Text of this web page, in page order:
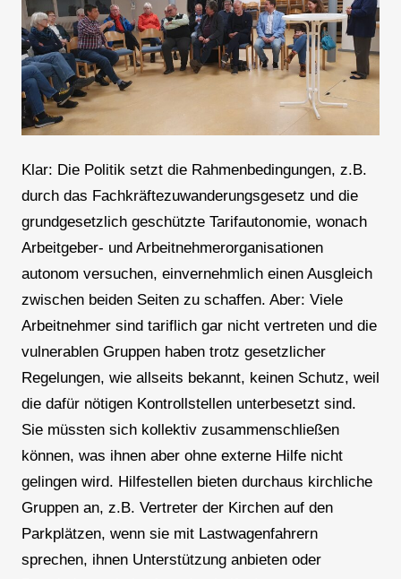
Klar: Die Politik setzt die Rahmenbedingungen, z.B.
durch das Fachkräftezuwanderungsgesetz und die
grundgesetzlich geschützte Tarifautonomie, wonach
Arbeitgeber- und Arbeitnehmerorganisationen
autonom versuchen, einvernehmlich einen Ausgleich
zwischen beiden Seiten zu schaffen. Aber: Viele
Arbeitnehmer sind tariflich gar nicht vertreten und die
vulnerablen Gruppen haben trotz gesetzlicher
Regelungen, wie allseits bekannt, keinen Schutz, weil
die dafür nötigen Kontrollstellen unterbesetzt sind.
Sie müssten sich kollektiv zusammenschließen
können, was ihnen aber ohne externe Hilfe nicht
gelingen wird. Hilfestellen bieten durchaus kirchliche
Gruppen an, z.B. Vertreter der Kirchen auf den
Parkplätzen, wenn sie mit Lastwagenfahrern
sprechen, ihnen Unterstützung anbieten oder